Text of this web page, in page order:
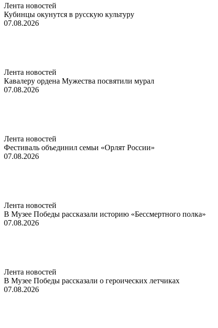
Лента новостей
Кубинцы окунутся в русскую культуру
07.08.2026
Лента новостей
Кавалеру ордена Мужества посвятили мурал
07.08.2026
Лента новостей
Фестиваль объединил семьи «Орлят России»
07.08.2026
Лента новостей
В Музее Победы рассказали историю «Бессмертного полка»
07.08.2026
Лента новостей
В Музее Победы рассказали о героических летчиках
07.08.2026